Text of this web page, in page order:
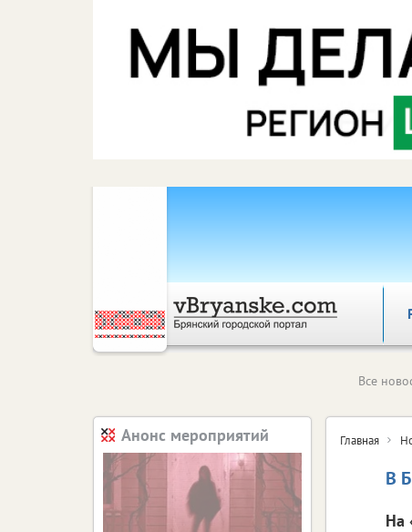
Все
Главная
В
На
Анонс мероприятий